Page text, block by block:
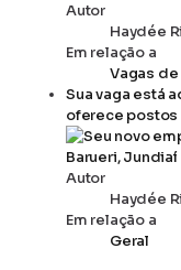
Autor
Haydée
Em relação a
Vagas
Sua vaga está
oferece
Autor
Haydée
Em relação a
Geral